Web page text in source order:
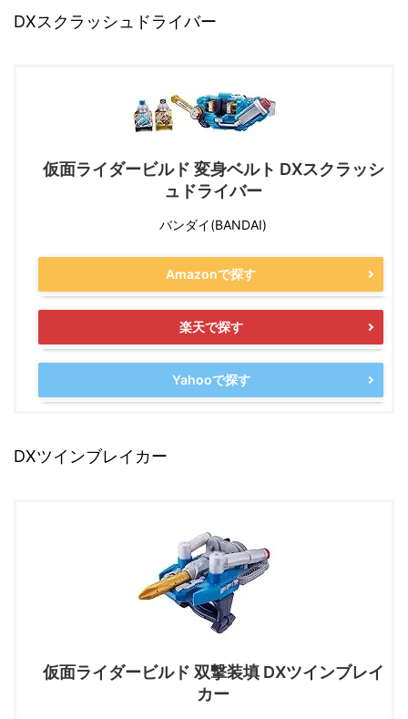
DXスクラッシュドライバー
仮面ライダービルド 変身ベルト DXスクラッシ
ュドライバー
バンダイ(BANDAI)
Amazonで探す
楽天で探す
Yahooで探す
DXツインブレイカー
仮面ライダービルド 双撃装填 DXツインブレイ
カー